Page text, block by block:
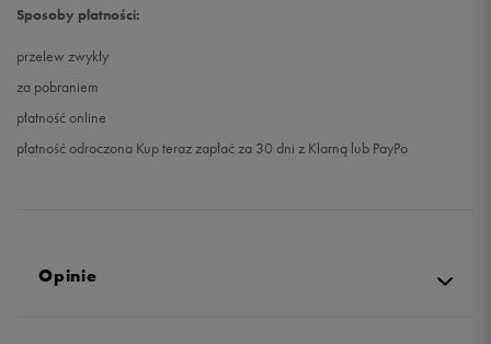
Sposoby płatności:
przelew zwykły
za pobraniem
płatność online
płatność odroczona Kup teraz zapłać za 30 dni z Klarną lub PayPo
Opinie